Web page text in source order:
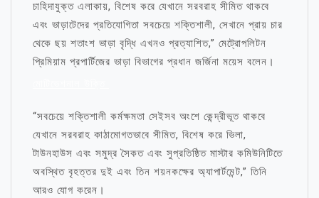
চাহিদাযুক্ত এলাকায়, বিশেষ করে যেখানে সরবরাহ সীমিত থাকবে
এবং ভাড়াটেদের প্রতিযোগিতা সবচেয়ে শক্তিশালী, সেখানে প্রায় চার
থেকে ছয় শতাংশ ভাড়া বৃদ্ধি এখনও প্রত্যাশিত,” মেট্রোপলিটন
প্রিমিয়াম প্রপার্টিজের ভাড়া বিভাগের প্রধান জর্জিনা ময়েস বলেন।
“সবচেয়ে শক্তিশালী কর্মক্ষমতা সেইসব অংশে কেন্দ্রীভূত থাকবে
যেখানে সরবরাহ কাঠামোগতভাবে সীমিত, বিশেষ করে ভিলা,
টাউনহাউস এবং সমুদ্র সৈকত এবং সুপ্রতিষ্ঠিত মাস্টার কমিউনিটিতে
অবস্থিত বৃহত্তর দুই এবং তিন শয়নকক্ষের অ্যাপার্টমেন্ট,” তিনি
আরও যোগ করেন।